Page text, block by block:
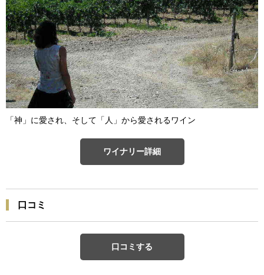
「神」に愛され、そして「人」から愛されるワイン
ワイナリー詳細
口コミ
口コミする